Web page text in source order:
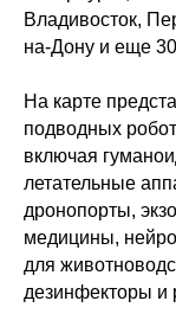
Владивосток,
на-Дону и еще
На карте
подводных
включая
летательные
дронопорты,
медицины,
для
дезинфекторы и